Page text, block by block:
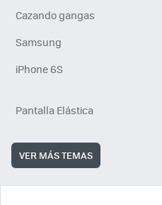
Cazando gangas
Samsung
iPhone 6S
Pantalla Elástica
VER MÁS TEMAS